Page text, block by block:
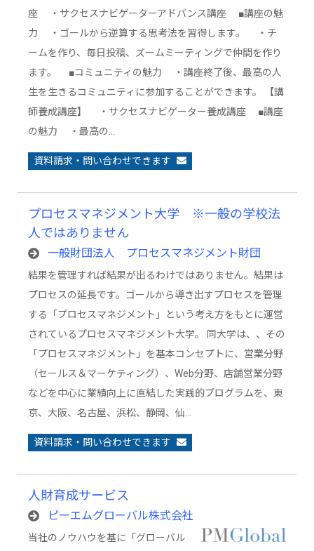
座 ・サクセスナビゲーターアドバンス講座 ■講座の魅
力 ・ゴールから逆算する思考法を習得します。 ・チ
ームを作り、毎日投稿、ズームミーティングで仲間を作り
ます。 ■コミュニティの魅力 ・講座終了後、最高の人
生を生きるコミュニティに参加することができます。 【講
師養成講座】 ・サクセスナビゲーター養成講座 ■講座
の魅力 ・最高の…
資料請求・問い合わせできます
プロセスマネジメント大学 ※一般の学校法
人ではありません
一般財団法人 プロセスマネジメント財団
結果を管理すれば結果が出るわけではありません。結果は
プロセスの延長です。ゴールから導き出すプロセスを管理
する「プロセスマネジメント」という考え方をもとに運営
されているプロセスマネジメント大学。 同大学は、、その
「プロセスマネジメント」を基本コンセプトに、営業分野
（セールス＆マーケティング）、Web分野、店舗営業分野
などを中心に業績向上に直結した実践的プログラムを、東
京、大阪、名古屋、浜松、静岡、仙…
資料請求・問い合わせできます
人財育成サービス
ピーエムグローバル株式会社
当社のノウハウを基に「グローバル